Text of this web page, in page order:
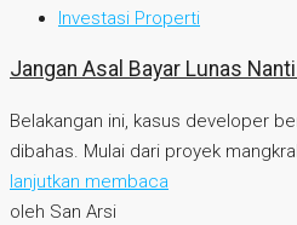
Investasi Properti
Jangan Asal Bayar Lunas
Belakangan ini, kasus developer
dibahas. Mulai dari proyek
lanjutkan membaca
oleh San Arsi